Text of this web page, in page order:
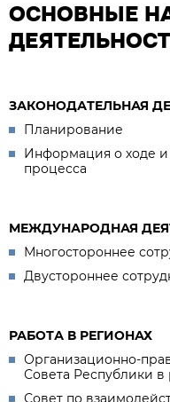
ОСНОВНЫЕ
ЗАКОНОДАТЕЛЬНАЯ
Планирование
Информация о ходе и
процесса
МЕЖДУНАРОДНАЯ
Многостороннее
Двустороннее
РАБОТА В РЕГИОНАХ
Организационно-
Совета Республики в
Совет по